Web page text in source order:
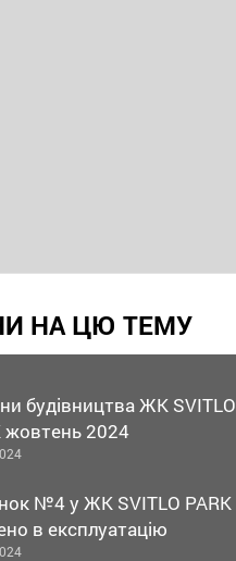
НА ЦЮ ТЕМУ
будівництва ЖК SVITLO
жовтень 2024
№4 у ЖК SVITLO PARK
в експлуатацію